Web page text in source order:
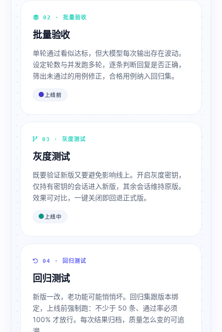
02 · 批量验收
批量验收
单轮通过看似达标，但大模型每次输出存在波动。
设定轮数与并发跑多轮，逐条判断回复是否正确，
筛出未通过的用例修正，合格用例纳入回归集。
上线前
03 · 灰度测试
灰度测试
既要验证新版又要避免影响线上。开启灰度密钥，
仅持有密钥的会话进入新版，其余会话维持原版。
效果可对比，一键关闭即回退正式版。
上线中
04 · 回归测试
回归测试
新版一改，老功能可能悄悄坏。回归集跟版本绑
定，上线前强制跑：不少于 50 条、通过率必须
100% 才放行。每次结果归档，质量怎么变的可追